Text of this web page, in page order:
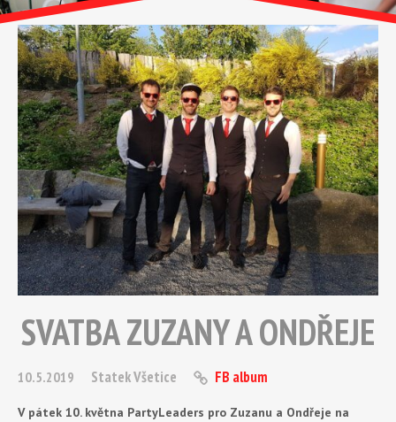
SVATBA ZUZANY A ONDŘEJE
10.5.2019 Statek Všetice FB album
V pátek 10. května PartyLeaders pro Zuzanu a Ondřeje na